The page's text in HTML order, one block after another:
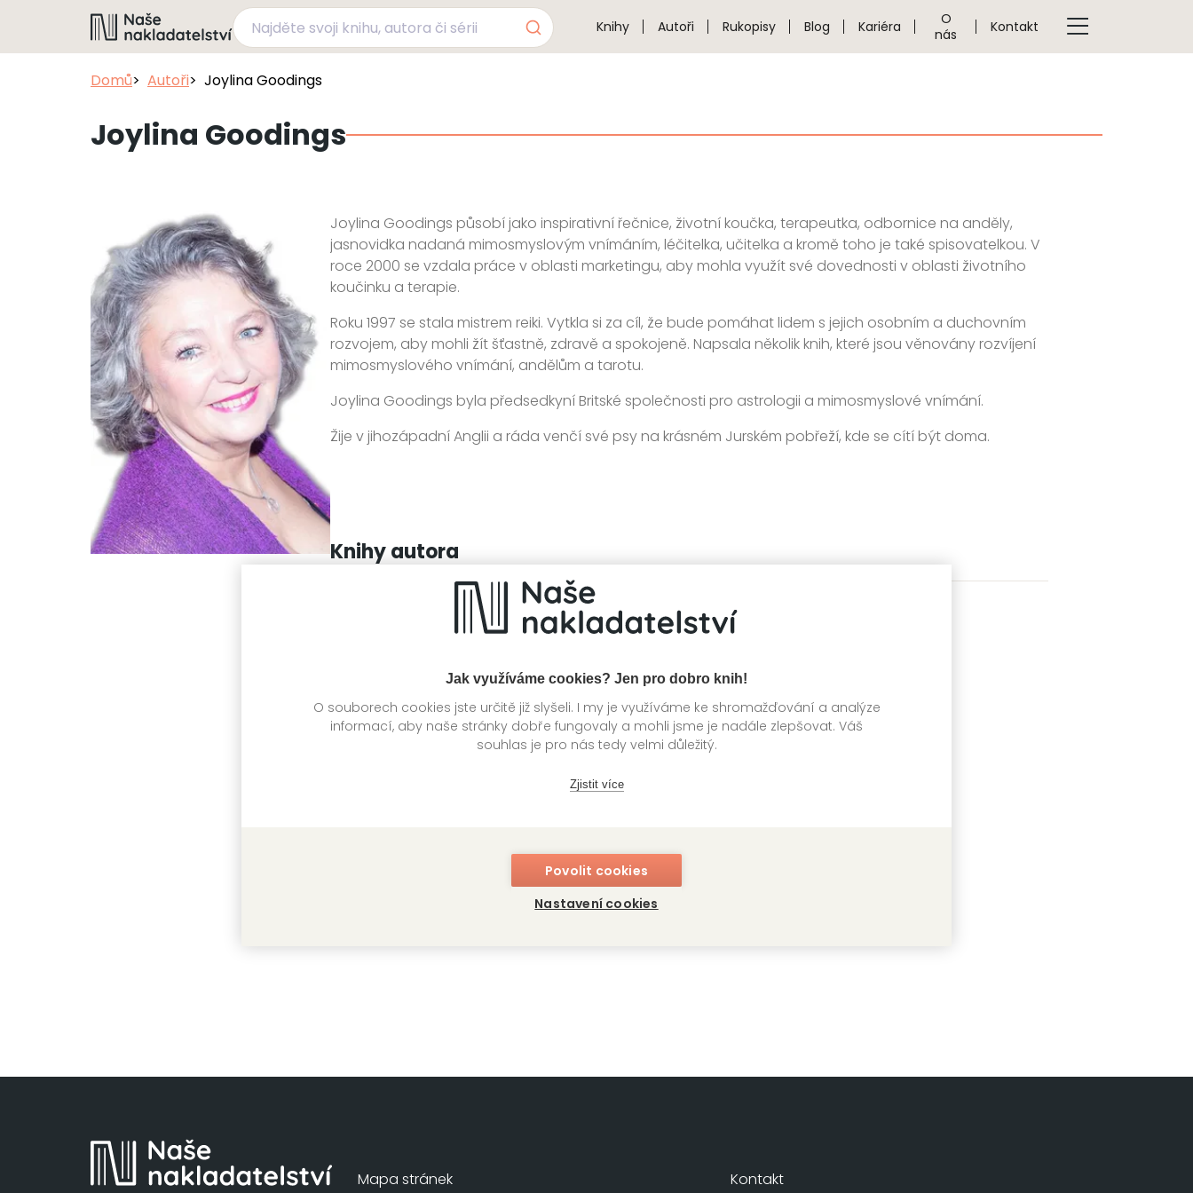
Jak využíváme cookies? Jen pro dobro knih!
O souborech cookies jste určitě již slyšeli. I my je využíváme ke shromažďování a analýze
informací, aby naše stránky dobře fungovaly a mohli jsme je nadále zlepšovat. Váš
souhlas je pro nás tedy velmi důležitý.
Zjistit více
Povolit cookies
Nastavení cookies
Knihy Autoři Rukopisy Blog Kariéra
O
nás
Kontakt
Domů Autoři Joylina Goodings
Joylina Goodings
Joylina Goodings působí jako inspirativní řečnice, životní koučka, terapeutka, odbornice na anděly,
jasnovidka nadaná mimosmyslovým vnímáním, léčitelka, učitelka a kromě toho je také spisovatelkou. V
roce 2000 se vzdala práce v oblasti marketingu, aby mohla využít své dovednosti v oblasti životního
koučinku a terapie.
Roku 1997 se stala mistrem reiki. Vytkla si za cíl, že bude pomáhat lidem s jejich osobním a duchovním
rozvojem, aby mohli žít šťastně, zdravě a spokojeně. Napsala několik knih, které jsou věnovány rozvíjení
mimosmyslového vnímání, andělům a tarotu.
Joylina Goodings byla předsedkyní Britské společnosti pro astrologii a mimosmyslové vnímání.
Žije v jihozápadní Anglii a ráda venčí své psy na krásném Jurském pobřeží, kde se cítí být doma.
Knihy autora
Mapa stránek Kontakt